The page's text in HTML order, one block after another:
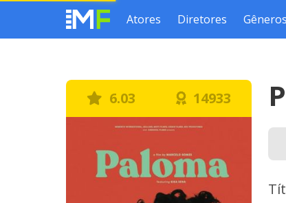
Atores Diretores Gêneros
6.03 14933